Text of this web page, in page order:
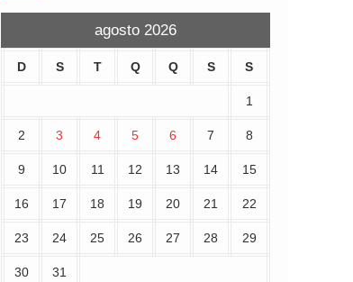
agosto 2026
D S T Q Q S S
1
2 3 4 5 6 7 8
9 10 11 12 13 14 15
16 17 18 19 20 21 22
23 24 25 26 27 28 29
30 31